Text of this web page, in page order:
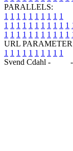
PARALLELS:
1 1 1 1 1 1 1 1 1 1
1 1 1 1 1 1 1 1 1 1 1
1 1 1 1 1 1 1 1 1 1 1
URL
1 1 1 1 1 1 1 1 1 1
Svend Cdahl -